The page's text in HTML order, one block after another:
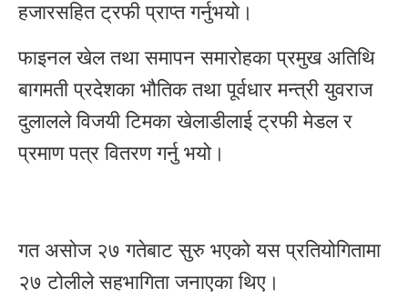
हजारसहित ट्रफी प्राप्त गर्नुभयाे।
फाइनल खेल तथा समापन समारोहका प्रमुख अतिथि
बागमती प्रदेशका भौतिक तथा पूर्वधार मन्त्री युवराज
दुलालले विजयी टिमका खेलाडीलाई ट्रफी मेडल र
प्रमाण पत्र वितरण गर्नु भयो।
गत असोज २७ गतेबाट सुरु भएको यस प्रतियोगितामा
२७ टोलीले सहभागिता जनाएका थिए।